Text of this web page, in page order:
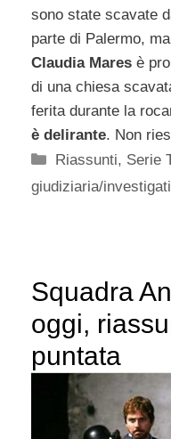
sono state scavate
parte di Palermo, ma
Claudia Mares è
di una chiesa
ferita durante la
è delirante. Non
Categorie
Riassunti, Serie
giudiziaria/
Squadra
oggi,
puntata